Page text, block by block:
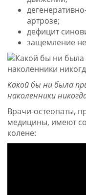
артрозе;
дефицит
защемление
Какой бы ни была
наколенники
Врачи-остеопаты,
медицины, имеют
колене: